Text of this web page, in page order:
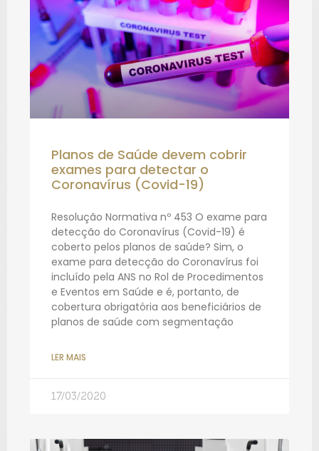
Planos de Saúde devem cobrir
exames para detectar o
Coronavírus (Covid-19)
Resolução Normativa nº 453 O exame para
detecção do Coronavírus (Covid-19) é
coberto pelos planos de saúde? Sim, o
exame para detecção do Coronavírus foi
incluído pela ANS no Rol de Procedimentos
e Eventos em Saúde e é, portanto, de
cobertura obrigatória aos beneficiários de
planos de saúde com segmentação
LER MAIS
17/03/2020